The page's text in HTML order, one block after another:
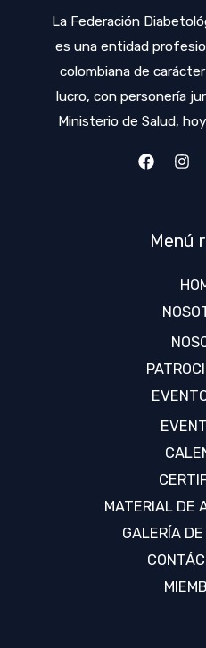
La Federación
es una entidad
colombiana de
lucro, con personería
Ministerio de Salud,
Menú
MATERIAL DE
GALERÍA